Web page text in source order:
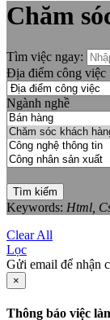
Chăm
Tìm việc ngay:
Địa điểm công việc
Ngành nghề
Tìm kiếm
Keywords: Html,
Clear All
Lọc
Gửi email để nhận
×
Thông báo việc